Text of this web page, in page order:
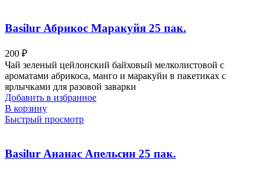
Basilur Абрикос Маракуйя 25 пак.
200 ₽
Чай зеленый цейлонский байховый мелколистовой с
ароматами абрикоса, манго и маракуйи в пакетиках с
ярлычками для разовой заварки
Добавить в избранное
В корзину
Быстрый просмотр
Basilur Ананас Апельсин 25 пак.